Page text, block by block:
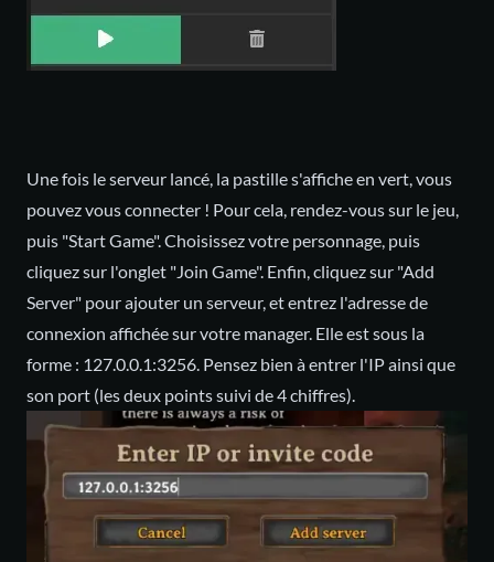
Une fois le serveur lancé, la pastille s'affiche en vert, vous
pouvez vous connecter ! Pour cela, rendez-vous sur le jeu,
puis "Start Game". Choisissez votre personnage, puis
cliquez sur l'onglet "Join Game". Enfin, cliquez sur "Add
Server" pour ajouter un serveur, et entrez l'adresse de
connexion affichée sur votre manager. Elle est sous la
forme : 127.0.0.1:3256. Pensez bien à entrer l'IP ainsi que
son port (les deux points suivi de 4 chiffres).